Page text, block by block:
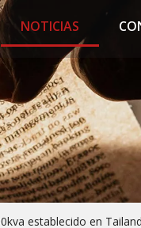
NOTICIAS
establecido en